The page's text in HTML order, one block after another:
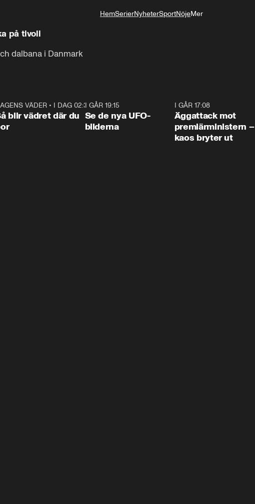
HemSerierNyheterSportNöjeMer
på tivoli
dalbana i Danmark
1:06
VÄDER • I DAG 02:30
blir vädret där du
I GÅR 19:15
Se de nya UFO-
bilderna
I GÅR 17:08
Äggattack mot
premiärministern –
kaos bryter ut